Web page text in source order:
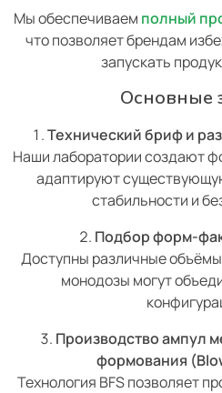
Мы обеспечиваем полный
что позволяет брендам
запускать
Основные
Технический бриф и
Наши лаборатории создают
адаптируют
стабильности и
Подбор форм-
Доступны различные объёмы
монодозы могут
Производство ампул
формования
Технология BFS позволяет